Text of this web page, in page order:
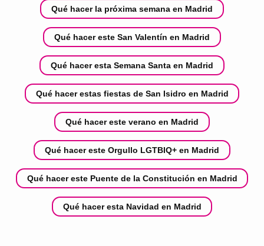
Qué hacer la próxima semana en Madrid
Qué hacer este San Valentín en Madrid
Qué hacer esta Semana Santa en Madrid
Qué hacer estas fiestas de San Isidro en Madrid
Qué hacer este verano en Madrid
Qué hacer este Orgullo LGTBIQ+ en Madrid
Qué hacer este Puente de la Constitución en Madrid
Qué hacer esta Navidad en Madrid